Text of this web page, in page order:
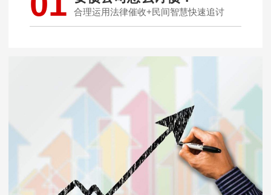
合理运用法律催收+民间智慧快速追讨